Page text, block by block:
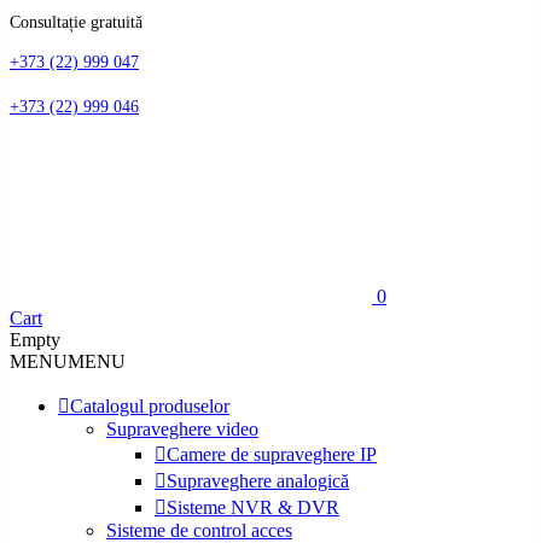
Consultație gratuită
+373 (22) 999 047
+373 (22) 999 046
0
Cart
Empty
MENUMENU
Catalogul produselor
Supraveghere video
Camere de supraveghere IP
Supraveghere analogică
Sisteme NVR & DVR
Sisteme de control acces